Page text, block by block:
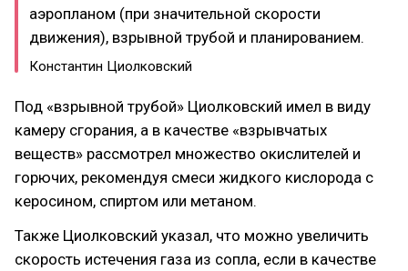
аэропланом (при значительной скорости
движения), взрывной трубой и планированием.
Константин Циолковский
Под «взрывной трубой» Циолковский имел в виду
камеру сгорания, а в качестве «взрывчатых
веществ» рассмотрел множество окислителей и
горючих, рекомендуя смеси жидкого кислорода с
керосином, спиртом или метаном.
Также Циолковский указал, что можно увеличить
скорость истечения газа из сопла, если в качестве